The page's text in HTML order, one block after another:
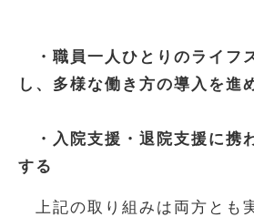
・職員一人ひとりのライフ
し、多様な働き方の導入を進
・入院支援・退院支援に携
する
上記の取り組みは両方とも